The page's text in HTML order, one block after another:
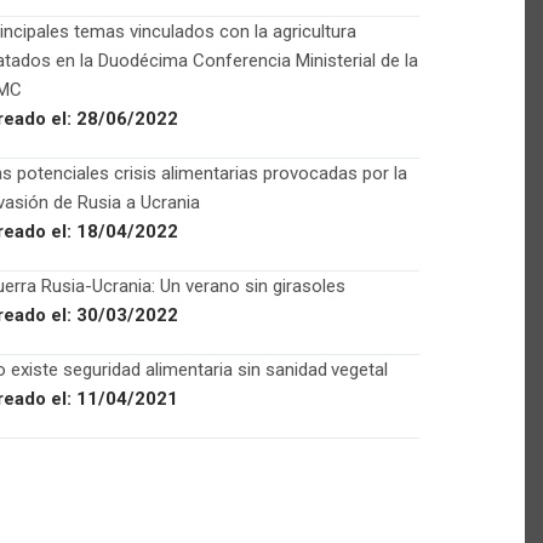
temas vinculados con la agricultura
en la Duodécima Conferencia Ministerial de la
el: 28/06/2022
potenciales crisis alimentarias provocadas por la
de Rusia a Ucrania
el: 18/04/2022
Rusia-Ucrania: Un verano sin girasoles
el: 30/03/2022
existe seguridad alimentaria sin sanidad vegetal
el: 11/04/2021